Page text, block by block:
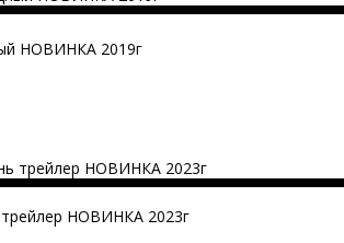
НОВИНКА 2019г
НОВИНКА 2023г